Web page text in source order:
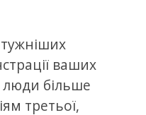
ваших
люди більше
третьої,